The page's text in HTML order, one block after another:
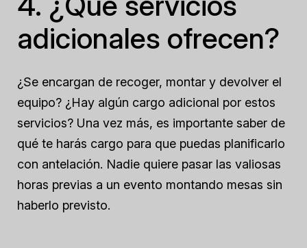
adicionales ofrecen?
¿Se encargan de recoger, montar y devolver el
equipo? ¿Hay algún cargo adicional por estos
servicios? Una vez más, es importante saber de
qué te harás cargo para que puedas planificarlo
con antelación. Nadie quiere pasar las valiosas
horas previas a un evento montando mesas sin
haberlo previsto.